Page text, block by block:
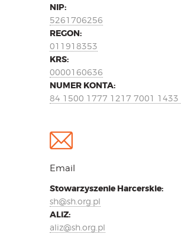
NIP:
5261706256
REGON:
011918353
KRS:
0000160636
NUMER KONTA:
84 1500 1777 1217 7001 1433
Email
Stowarzyszenie Harcerskie:
sh@sh.org.pl
ALiZ:
aliz@sh.org.pl